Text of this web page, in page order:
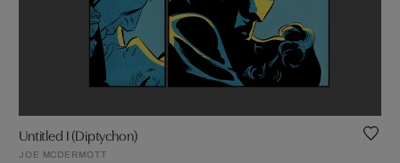
Untitled I (Diptychon)
JOE MCDERMOTT